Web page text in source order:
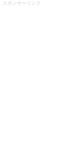
スポンサーリンク